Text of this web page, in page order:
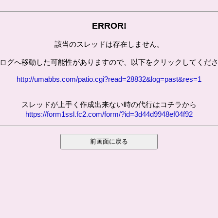
ERROR!
該当のスレッドは存在しません。
グへ移動した可能性がありますので、以下をクリックしてくだ
http://umabbs.com/patio.cgi?read=28832&log=past&res=1
スレッドが上手く作成出来ない時の代行はコチラから
https://form1ssl.fc2.com/form/?id=3d44d9948ef04f92